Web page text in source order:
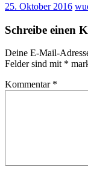
25. Oktober 2016
Schreibe einen
Deine E-Mail-
Felder sind mit *
Kommentar *